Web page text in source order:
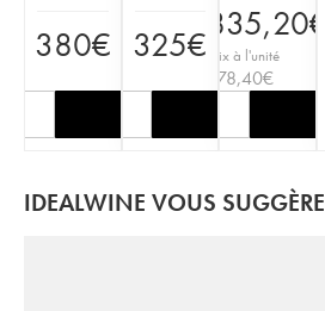
380€ 325€
835,20€
Prix à l'unité
278,40€
IDEALWINE VOUS SUGGÈRE